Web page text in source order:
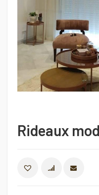
Rideaux
COMPARER